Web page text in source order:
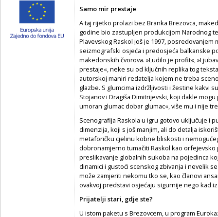
Samo mir prestaje
A taj rijetko prolazi bez Branka Brezovca,
godine bio zastupljen produkcijom Narodnog
Plavevskog Raskol još je 1997, posredovanjem
seizmografski osjeća i predosjeća balkanske
makedonskih čvorova. »Ludilo je profit«,
prestaje«, neke su od ključnih replika tog
autorskoj maniri redatelja kojem ne treba
glazbe. S glumcima izdržljivosti i žestine kakvi
Stojanov i Dragiša Dimitrijevski, koji dakle
umoran glumac dobar glumac«, više mu i nije
Scenografija Raskola u igru gotovo uključuje i
dimenzija, koji s još manjim, ali do detalja
metaforičku cjelinu kobne bliskosti i
dobronamjerno tumačiti Raskol kao
preslikavanje globalnih sukoba na pojedinca
dinamici i gustoći scenskog zbivanja i nevelik
može zamjeriti nekomu tko se, kao članovi
ovakvoj predstavi osjećaju sigurnije nego kad
Prijatelji stari, gdje ste?
U istom paketu s Brezovcem, u program